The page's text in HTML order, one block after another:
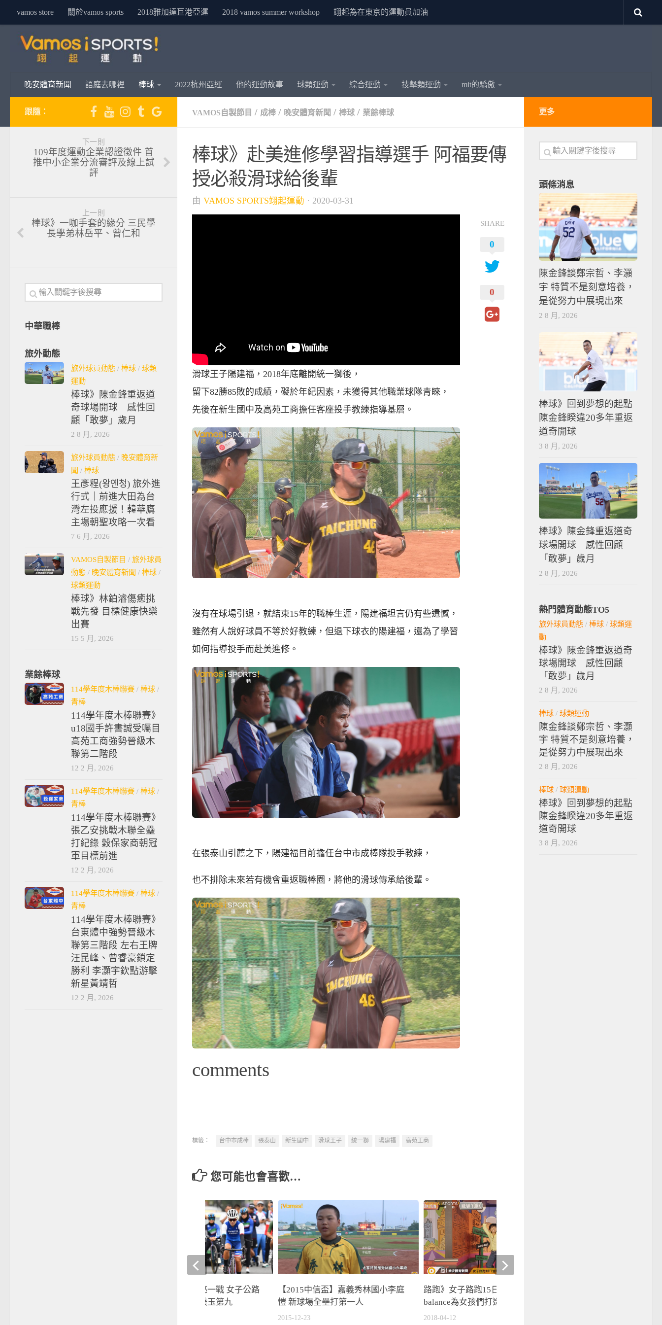
vamos store 關於vamos sports 2018雅加達巨港亞運 2018 vamos summer workshop 翊起為在東京的運動員加油
晚安體育新聞 語庭去哪裡 棒球 2022杭州亞運 他的運動故事 球類運動 綜合運動 技擊類運動 mit的驕傲
VAMOS自製節目 / 成棒 / 晚安體育新聞 / 棒球 / 業餘棒球
棒球》赴美進修學習指導選手 阿福要傳
授必殺滑球給後輩
由 VAMOS SPORTS翊起運動 · 2020-03-31
滑球王子陽建福，2018年底離開統一獅後，
留下82勝85敗的成績，礙於年紀因素，未獲得其他職業球隊青睞，
先後在新生國中及高苑工商擔任客座投手教練指導基層。
沒有在球場引退，就結束15年的職棒生涯，陽建福坦言仍有些遺憾，
雖然有人說好球員不等於好教練，但退下球衣的陽建福，還為了學習
如何指導投手而赴美進修。
在張泰山引薦之下，陽建福目前擔任台中市成棒隊投手教練，
也不排除未來若有機會重返職棒圈，將他的滑球傳承給後輩。
comments
SHARE
0
0
標籤： 台中市成棒 張泰山 新生國中 滑球王子 統一獅 陽建福 高苑工商
您可能也會喜歡…
【2015中信盃】嘉義秀林國小李庭
愷 新球場全壘打第一人
2015-12-23
路跑》女子路跑15日登場 new
balance為女孩們打造專屬基地
2018-04-12
杭州亞運》打出漂亮一戰 女子公路
賽黃亭茵第五、蕭美玉第九
跟隨：
下一則
109年度運動企業認證徵件 首
推中小企業分流審評及線上試
評
上一則
棒球》一咖手套的緣分 三民學
長學弟林岳平、曾仁和
中華職棒
旅外動態
旅外球員動態 / 棒球 / 球類
運動
棒球》陳金鋒重返道
奇球場開球 感性回
顧「敢夢」歲月
2 8 月, 2026
旅外球員動態 / 晚安體育新
聞 / 棒球
王彥程(왕옌청) 旅外進
行式｜前進大田為台
灣左投應援！韓華鷹
主場朝聖攻略一次看
7 6 月, 2026
VAMOS自製節目 / 旅外球員
動態 / 晚安體育新聞 / 棒球 /
球類運動
棒球》林鉑濬傷癒挑
戰先發 目標健康快樂
出賽
15 5 月, 2026
業餘棒球
114學年度木棒聯賽 / 棒球 /
青棒
114學年度木棒聯賽》
u18國手許書誠受囑目
高苑工商強勢晉級木
聯第二階段
12 2 月, 2026
114學年度木棒聯賽 / 棒球 /
青棒
114學年度木棒聯賽》
張乙安挑戰木聯全壘
打紀錄 穀保家商朝冠
軍目標前進
12 2 月, 2026
114學年度木棒聯賽 / 棒球 /
青棒
114學年度木棒聯賽》
台東體中強勢晉級木
聯第三階段 左右王牌
汪昆峰、曾睿豪鎖定
勝利 李灝宇欽點游擊
新星黃靖哲
12 2 月, 2026
更多
頭條消息
陳金鋒談鄭宗哲、李灝
宇 特質不是刻意培養，
是從努力中展現出來
2 8 月, 2026
棒球》回到夢想的起點
陳金鋒睽違20多年重返
道奇開球
3 8 月, 2026
棒球》陳金鋒重返道奇
球場開球 感性回顧
「敢夢」歲月
2 8 月, 2026
熱門體育動態TO5
旅外球員動態 / 棒球 / 球類運
動
棒球》陳金鋒重返道奇
球場開球 感性回顧
「敢夢」歲月
2 8 月, 2026
棒球 / 球類運動
陳金鋒談鄭宗哲、李灝
宇 特質不是刻意培養，
是從努力中展現出來
2 8 月, 2026
棒球 / 球類運動
棒球》回到夢想的起點
陳金鋒睽違20多年重返
道奇開球
3 8 月, 2026